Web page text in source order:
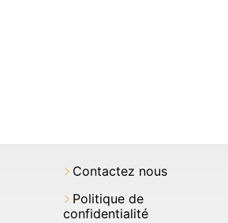
Contactez nous
Politique de
confidentialité